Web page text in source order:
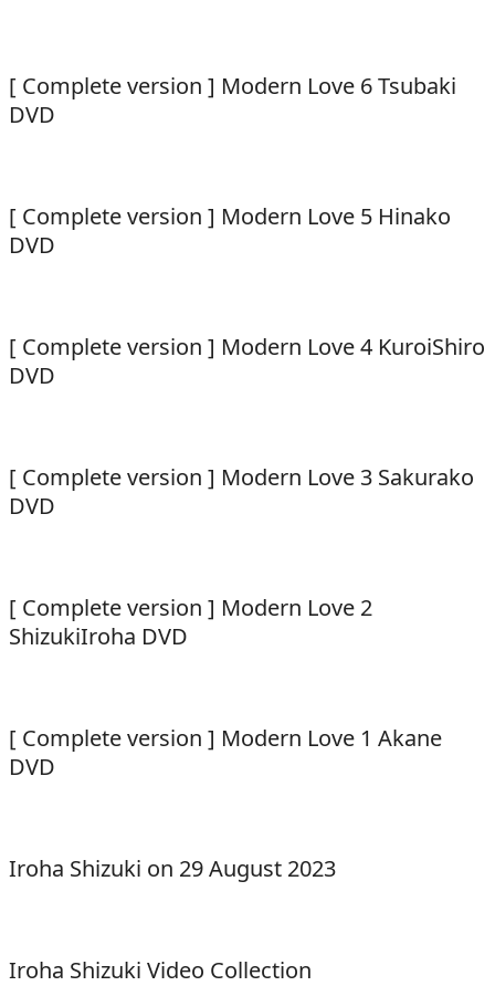
[ Complete version ] Modern Love 6 Tsubaki
DVD
[ Complete version ] Modern Love 5 Hinako
DVD
[ Complete version ] Modern Love 4 KuroiShiro
DVD
[ Complete version ] Modern Love 3 Sakurako
DVD
[ Complete version ] Modern Love 2
ShizukiIroha DVD
[ Complete version ] Modern Love 1 Akane
DVD
Iroha Shizuki on 29 August 2023
Iroha Shizuki Video Collection